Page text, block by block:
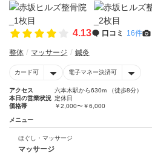
4.13 口コミ 16件
整体 マッサージ 鍼灸
カード可 電子マネー決済可
アクセス
六本木駅から630m （徒歩8分）
本日の営業状況 定休日
価格帯
￥2,000〜￥6,000
メニュー
ほぐし・マッサージ
マッサージ